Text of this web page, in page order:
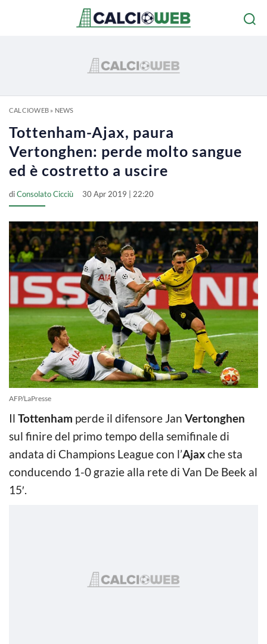
CALCIOWEB» NEWS
Tottenham-Ajax, paura
Vertonghen: perde molto sangue
ed è costretto a uscire
diConsolato Cicciù 30 Apr 2019 | 22:20
AFP/LaPresse
Il Tottenham perde il difensore Jan Vertonghen
sul finire del primo tempo della semifinale di
andata di Champions League con l’Ajaxche sta
conducendo 1-0 grazie alla rete di Van De Beek al
15′.